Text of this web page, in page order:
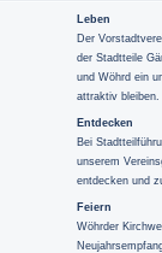
Leben
Der
der Stadtteile
und Wöhrd ein
attraktiv bleiben.
Entdecken
Bei
unserem
entdecken und
Feiern
Wöhrder